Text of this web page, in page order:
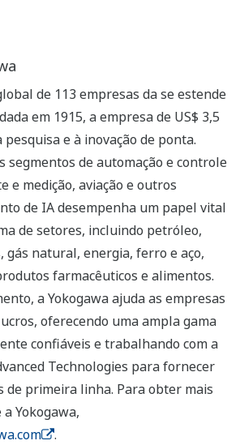
de 113 empresas da se estende
em 1915, a empresa de US$ 3,5
pesquisa e à inovação de ponta.
segmentos de automação e controle
e medição, aviação e outros
de IA desempenha um papel vital
de setores, incluindo petróleo,
gás natural, energia, ferro e aço,
farmacêuticos e alimentos.
a Yokogawa ajuda as empresas
oferecendo uma ampla gama
confiáveis e trabalhando com a
Technologies para fornecer
de primeira linha. Para obter mais
Yokogawa,
.